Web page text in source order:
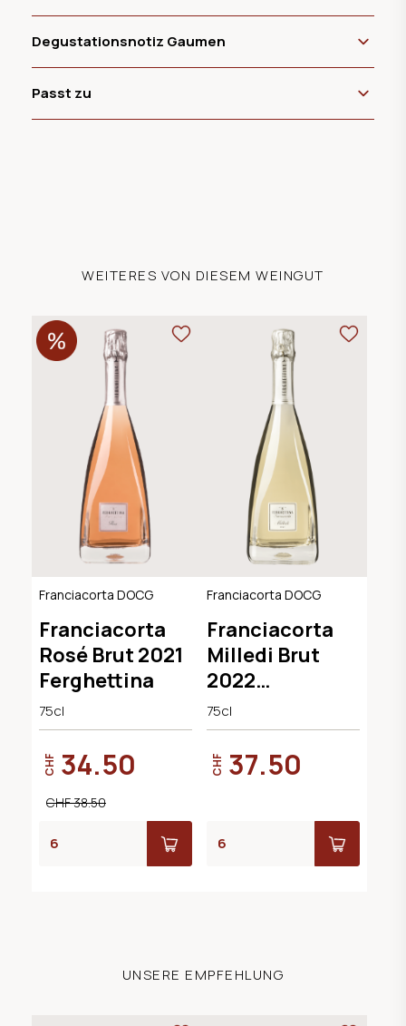
Degustationsnotiz Gaumen
Passt zu
WEITERES VON DIESEM WEINGUT
Franciacorta DOCG
Franciacorta
Rosé Brut 2021
Ferghettina
75cl
CHF 34.50
CHF 38.50
Franciacorta DOCG
Franciacorta
Milledi Brut
2022
Ferghettina
75cl
CHF 37.50
UNSERE EMPFEHLUNG